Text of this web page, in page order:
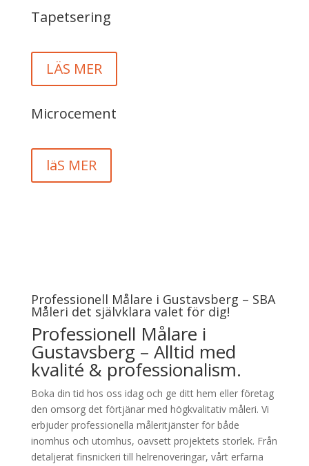
Tapetsering
LÄS MER
Microcement
läS MER
Professionell Målare i Gustavsberg – SBA
Måleri det självklara valet för dig!
Professionell Målare i
Gustavsberg – Alltid med
kvalité & professionalism.
Boka din tid hos oss idag och ge ditt hem eller företag
den omsorg det förtjänar med högkvalitativ måleri. Vi
erbjuder professionella måleritjänster för både
inomhus och utomhus, oavsett projektets storlek. Från
detaljerat finsnickeri till helrenoveringar, vårt erfarna